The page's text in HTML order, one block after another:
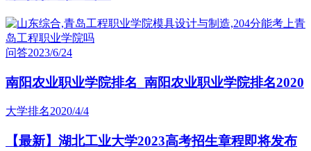
问答2023/6/24
南阳农业职业学院排名_南阳农业职业学院排名2020
大学排名2020/4/4
【最新】湖北工业大学2023高考招生章程即将发布